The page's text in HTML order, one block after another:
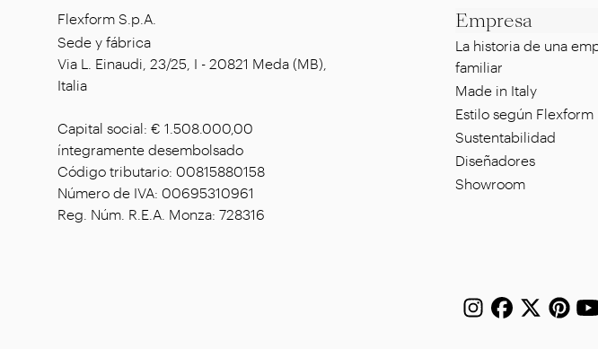
Flexform S.p.A.
Sede y fábrica
Via L. Einaudi, 23/25, I - 20821 Meda (MB),
Italia
Capital social: € 1.508.000,00
íntegramente desembolsado
Código tributario: 00815880158
Número de IVA: 00695310961
Reg. Núm. R.E.A. Monza: 728316
Empresa
La historia de una
familiar
Made in Italy
Estilo según Flexform
Sustentabilidad
Diseñadores
Showroom